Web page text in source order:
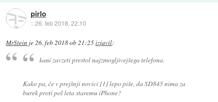
pirlo
::26. feb 2018, 22:10
MrStein je26. feb 2018 ob 21:25izjavil:
kani zavzeti prestol najzmogljivejšega telefona.
Kako pa, če v prejšnji novici [1] lepo piše, da SD845 nima za
burek proti pol leta staremu iPhone?